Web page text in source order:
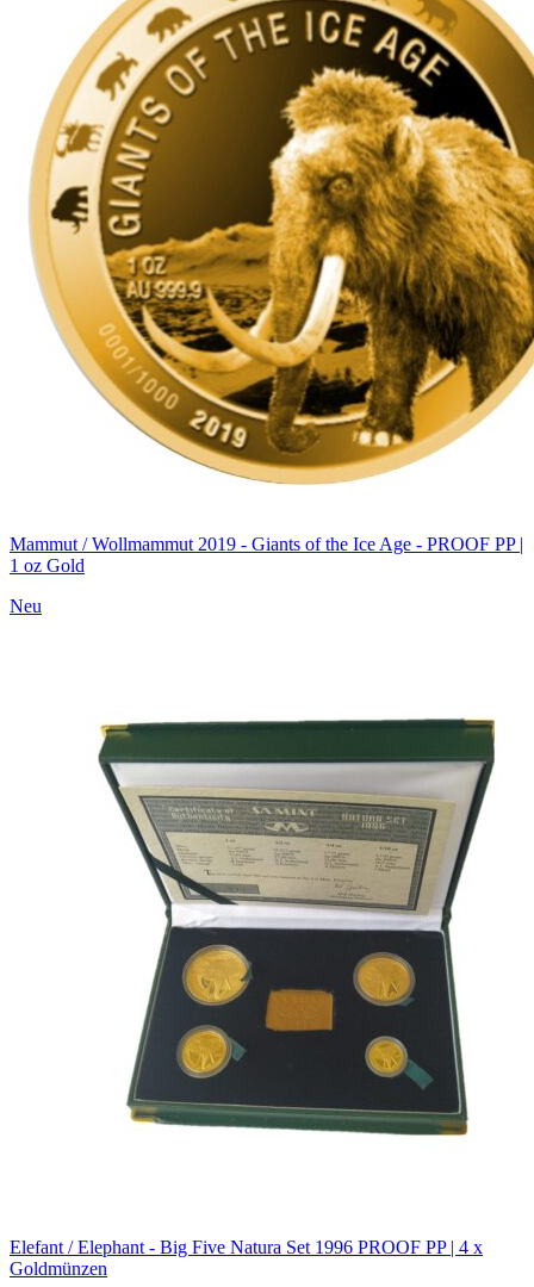
Mammut / Wollmammut 2019 - Giants of the Ice Age - PROOF PP |
1 oz Gold
Neu
Elefant / Elephant - Big Five Natura Set 1996 PROOF PP | 4 x
Goldmünzen